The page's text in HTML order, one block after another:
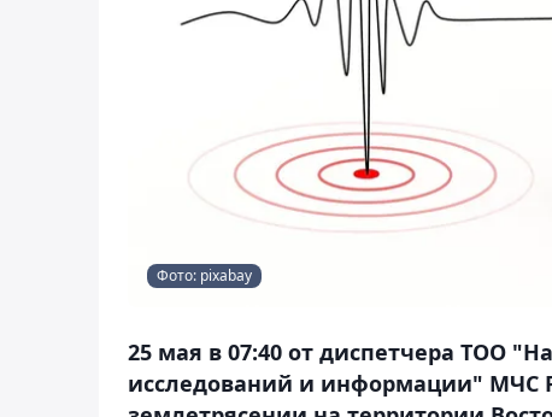
Фото: pixabay
25 мая в 07:40 от диспетчера ТОО
исследований и информации" МЧС